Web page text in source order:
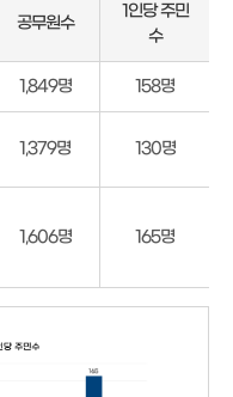
공무원수
1인당 주민
수
1,849명 158명
1,379명 130명
1,606명 165명